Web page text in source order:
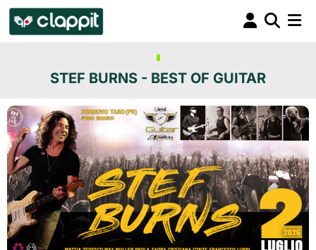
STEF BURNS - BEST OF GUITAR